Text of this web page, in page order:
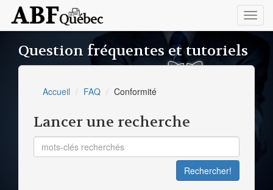
Question fréquentes et tutoriels
Accueil FAQ Conformité
Lancer une recherche